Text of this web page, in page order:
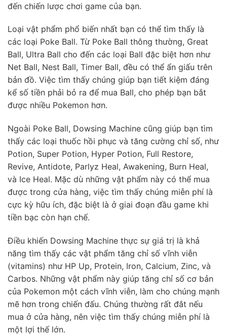
đến chiến lược chơi game của bạn.
Loại vật phẩm phổ biến nhất bạn có thể tìm thấy là
các loại Poke Ball. Từ Poke Ball thông thường, Great
Ball, Ultra Ball cho đến các loại Ball đặc biệt hơn như
Net Ball, Nest Ball, Timer Ball, đều có thể ẩn giấu trên
bản đồ. Việc tìm thấy chúng giúp bạn tiết kiệm đáng
kể số tiền phải bỏ ra để mua Ball, cho phép bạn bắt
được nhiều Pokemon hơn.
Ngoài Poke Ball, Dowsing Machine cũng giúp bạn tìm
thấy các loại thuốc hồi phục và tăng cường chỉ số, như
Potion, Super Potion, Hyper Potion, Full Restore,
Revive, Antidote, Parlyz Heal, Awakening, Burn Heal,
và Ice Heal. Mặc dù những vật phẩm này có thể mua
được trong cửa hàng, việc tìm thấy chúng miễn phí là
cực kỳ hữu ích, đặc biệt là ở giai đoạn đầu game khi
tiền bạc còn hạn chế.
Điều khiến Dowsing Machine thực sự giá trị là khả
năng tìm thấy các vật phẩm tăng chỉ số vĩnh viễn
(vitamins) như HP Up, Protein, Iron, Calcium, Zinc, và
Carbos. Những vật phẩm này giúp tăng chỉ số cơ bản
của Pokemon một cách vĩnh viễn, làm cho chúng mạnh
mẽ hơn trong chiến đấu. Chúng thường rất đắt nếu
mua ở cửa hàng, nên việc tìm thấy chúng miễn phí là
một lợi thế lớn.